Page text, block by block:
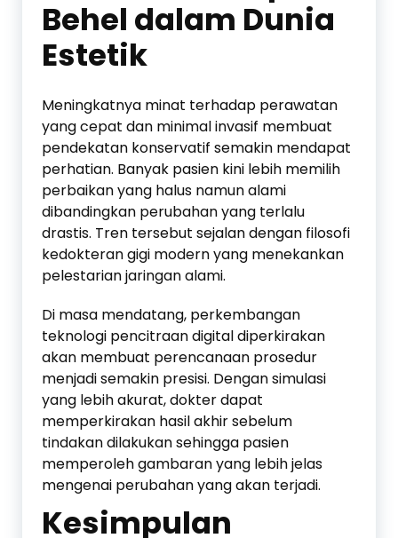
Behel dalam Dunia
Estetik
Meningkatnya minat terhadap perawatan
yang cepat dan minimal invasif membuat
pendekatan konservatif semakin mendapat
perhatian. Banyak pasien kini lebih memilih
perbaikan yang halus namun alami
dibandingkan perubahan yang terlalu
drastis. Tren tersebut sejalan dengan filosofi
kedokteran gigi modern yang menekankan
pelestarian jaringan alami.
Di masa mendatang, perkembangan
teknologi pencitraan digital diperkirakan
akan membuat perencanaan prosedur
menjadi semakin presisi. Dengan simulasi
yang lebih akurat, dokter dapat
memperkirakan hasil akhir sebelum
tindakan dilakukan sehingga pasien
memperoleh gambaran yang lebih jelas
mengenai perubahan yang akan terjadi.
Kesimpulan